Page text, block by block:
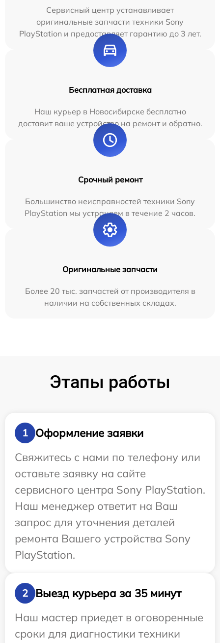
Сервисный центр устанавливает
оригинальные запчасти техники Sony
PlayStation и предоставляет гарантию до 3 лет.
Бесплатная доставка
Наш курьер в Новосибирске бесплатно
доставит ваше устройство на ремонт и обратно.
Срочный ремонт
Большинство неисправностей техники Sony
PlayStation мы устраняем в течение 2 часов.
Оригинальные запчасти
Более 20 тыс. запчастей от производителя в
наличии на собственных складах.
Этапы работы
1
Оформление заявки
Свяжитесь с нами по телефону или
оставьте заявку на сайте
сервисного центра Sony PlayStation.
Наш менеджер ответит на Ваш
запрос для уточнения деталей
ремонта Вашего устройства Sony
PlayStation.
2
Выезд курьера за 35 минут
Наш мастер приедет в оговоренные
сроки для диагностики техники